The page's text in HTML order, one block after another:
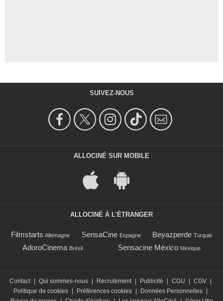
SUIVEZ-NOUS
ALLOCINÉ SUR MOBILE
ALLOCINÉ À L'ÉTRANGER
Filmstarts Allemagne SensaCine Espagne Beyazperde Turquie
AdoroCinema Brésil Sensacine México Mexique
Contact | Qui sommes-nous | Recrutement | Publicité | CGU | CGV |
Politique de cookies | Préférences cookies | Données Personnelles |